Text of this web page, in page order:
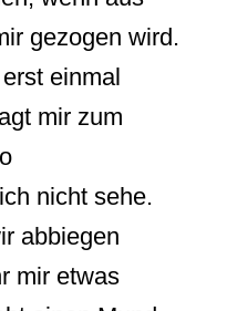
gezogen wird.
einmal
mir zum
nicht sehe.
abbiegen
mir etwas